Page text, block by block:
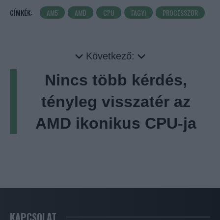
CÍMKÉK: AM5 AMD CPU FAGYI PROCESSZOR
Következő:
Nincs több kérdés,
tényleg visszatér az
AMD ikonikus CPU-ja
KAPCSOLAT